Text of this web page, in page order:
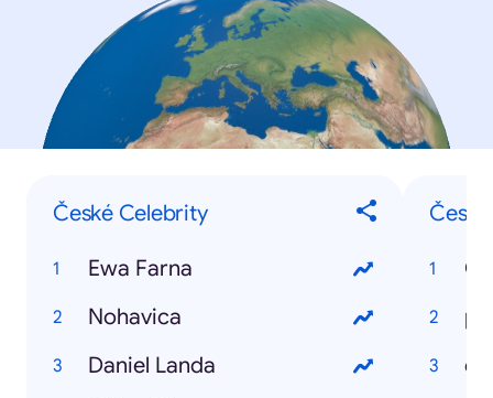
České Celebrity
Ewa Farna
Nohavica
Daniel Landa